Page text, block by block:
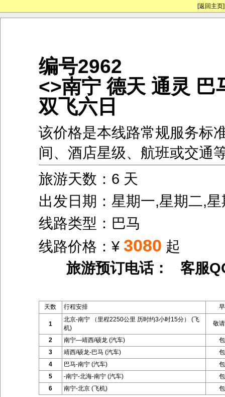
[返回主页]
编号2962
<>南宁 德天 通灵 巴
双飞六日
该价格是本线路常规服务标
间、酒店星级、航班或交通
旅游天数：6 天
出发日期：星期一,星期二,
线路类型：巴马
线路价格：¥ 3080 起
旅游预订电话： 客服
天数 行程安排
1
北京-南宁 （里程2250公里 历时约3小时15分） (飞
机)
敬
2 南宁—靖西/硕龙 (汽车)
3
靖西/硕龙-巴马 (汽车)
4
巴马-南宁 (汽车)
5
-南宁-北海-南宁 (汽车)
6
南宁-北京 (飞机)